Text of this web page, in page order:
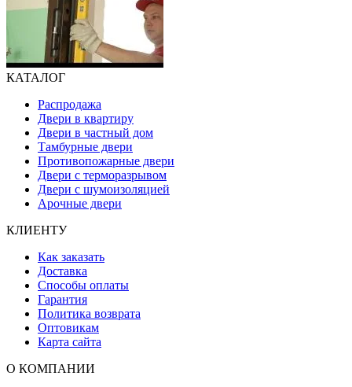
КАТАЛОГ
Распродажа
Двери в квартиру
Двери в частный дом
Тамбурные двери
Противопожарные двери
Двери с терморазрывом
Двери с шумоизоляцией
Арочные двери
КЛИЕНТУ
Как заказать
Доставка
Способы оплаты
Гарантия
Политика возврата
Оптовикам
Карта сайта
О КОМПАНИИ